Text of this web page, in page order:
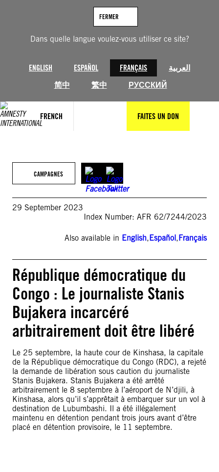
Dans quelle langue voulez-vous utiliser ce site?
ENGLISH ESPAÑOL FRANÇAIS
العربية
简中
繁中 РУССКИЙ
FERMER
FRENCH FAITES UN DON
CAMPAGNES
29 September 2023
Index Number: AFR 62/7244/2023
Also available in English,Español,Français
République démocratique du
Congo : Le journaliste Stanis
Bujakera incarcéré
arbitrairement doit être libéré
Le 25 septembre, la haute cour de Kinshasa, la capitale
de la République démocratique du Congo (RDC), a rejeté
la demande de libération sous caution du journaliste
Stanis Bujakera. Stanis Bujakera a été arrêté
arbitrairement le 8 septembre à l’aéroport de N’djili, à
Kinshasa, alors qu’il s’apprêtait à embarquer sur un vol à
destination de Lubumbashi. Il a été illégalement
maintenu en détention pendant trois jours avant d’être
placé en détention provisoire, le 11 septembre.